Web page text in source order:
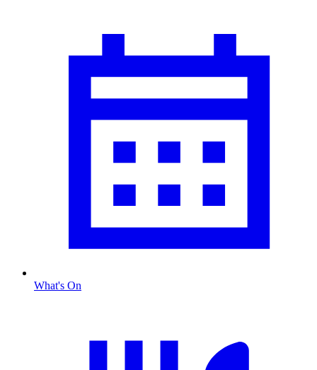
What's On